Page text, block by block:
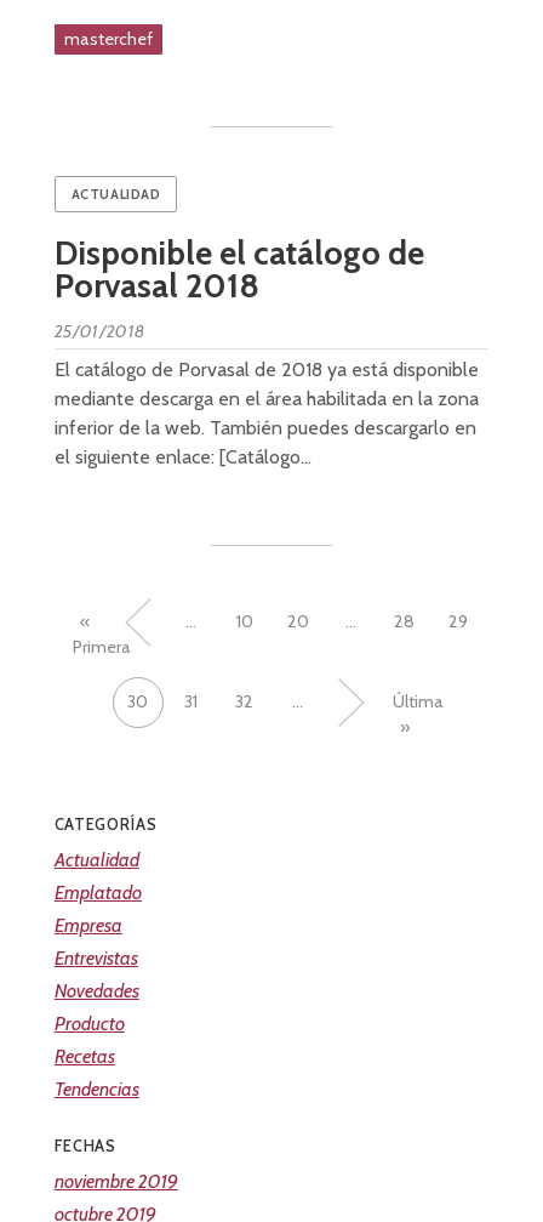
masterchef
ACTUALIDAD
Disponible el catálogo de
Porvasal 2018
25/01/2018
El catálogo de Porvasal de 2018 ya está disponible
mediante descarga en el área habilitada en la zona
inferior de la web. También puedes descargarlo en
el siguiente enlace: [Catálogo…
«
Primera
« ... 10 20 ... 28 29
30 31 32 ... »
Última
»
CATEGORÍAS
Actualidad
Emplatado
Empresa
Entrevistas
Novedades
Producto
Recetas
Tendencias
FECHAS
noviembre 2019
octubre 2019